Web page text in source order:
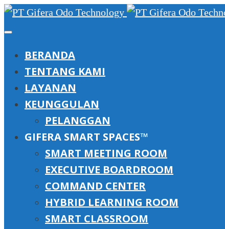
BERANDA
TENTANG KAMI
LAYANAN
KEUNGGULAN
PELANGGAN
GIFERA SMART SPACES™
SMART MEETING ROOM
EXECUTIVE BOARDROOM
COMMAND CENTER
HYBRID LEARNING ROOM
SMART CLASSROOM